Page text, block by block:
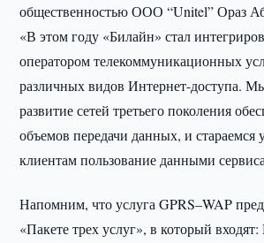
общественностью ООО “Unitel” Ораз
«В этом году «Билайн» стал
оператором телекоммуникационных
различных видов Интернет-доступа.
развитие сетей третьего поколения
объемов передачи данных, и
клиентам пользование данными
Напомним, что услуга GPRS–WAP
«Пакете трех услуг», в который